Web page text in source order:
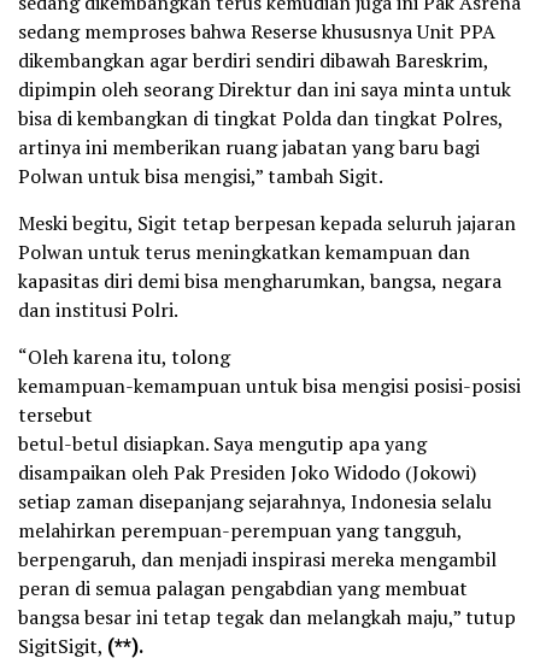
sedang memproses bahwa Reserse khususnya Unit PPA
dikembangkan agar berdiri sendiri dibawah Bareskrim,
dipimpin oleh seorang Direktur dan ini saya minta untuk
bisa di kembangkan di tingkat Polda dan tingkat Polres,
artinya ini memberikan ruang jabatan yang baru bagi
Polwan untuk bisa mengisi,” tambah Sigit.
Meski begitu, Sigit tetap berpesan kepada seluruh jajaran
Polwan untuk terus meningkatkan kemampuan dan
kapasitas diri demi bisa mengharumkan, bangsa, negara
dan institusi Polri.
“Oleh karena itu, tolong
kemampuan-kemampuan untuk bisa mengisi posisi-posisi
tersebut
betul-betul disiapkan. Saya mengutip apa yang
disampaikan oleh Pak Presiden Joko Widodo (Jokowi)
setiap zaman disepanjang sejarahnya, Indonesia selalu
melahirkan perempuan-perempuan yang tangguh,
berpengaruh, dan menjadi inspirasi mereka mengambil
peran di semua palagan pengabdian yang membuat
bangsa besar ini tetap tegak dan melangkah maju,” tutup
SigitSigit, (**).